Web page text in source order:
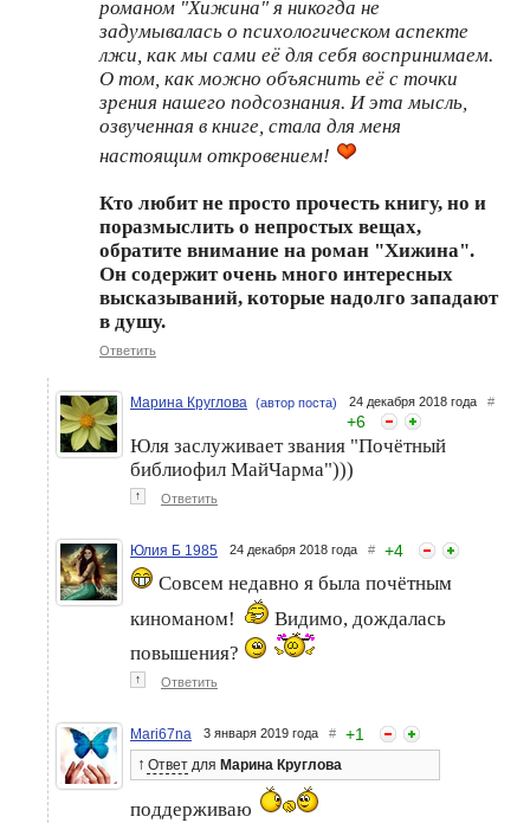
романом "Хижина" я никогда не
задумывалась о психологическом аспекте
лжи, как мы сами её для себя воспринимаем.
О том, как можно объяснить её с точки
зрения нашего подсознания. И эта мысль,
озвученная в книге, стала для меня
настоящим откровением!
Кто любит не просто прочесть книгу, но и
поразмыслить о непростых вещах,
обратите внимание на роман "Хижина".
Он содержит очень много интересных
высказываний, которые надолго западают
в душу.
Ответить
Марина Круглова (автор поста) 24 декабря 2018 года #
+6
Юля заслуживает звания "Почётный
библиофил МайЧарма")))
↑ Ответить
Юлия Б 1985 24 декабря 2018 года # +4
Совсем недавно я была почётным
киноманом!
Видимо, дождалась
повышения?
↑ Ответить
Mari67na 3 января 2019 года # +1
↑ Ответ для Марина Круглова
поддерживаю